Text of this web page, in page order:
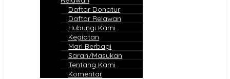
Daftar Donatur
Daftar Relawan
Hubungi Kami
Kegiatan
Mari Berbagi
Saran/Masukan
Tentang Kami
Komentar